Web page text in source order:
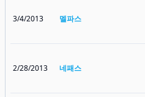
3/4/2013 멜파스
2/28/2013 네패스